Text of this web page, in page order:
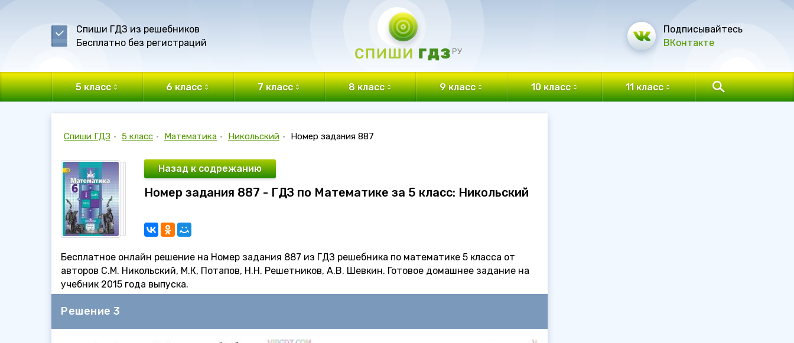
Спиши ГДЗ из решебников
Бесплатно без регистраций
Подписывайтесь
ВКонтакте
5 класс 6 класс 7 класс 8 класс 9 класс 10 класс 11 класс
Спиши ГДЗ • 5 класс • Математика • Никольский • Номер задания 887
Назад к содрежанию
Номер задания 887 - ГДЗ по Математике за 5 класс: Никольский
Бесплатное онлайн решение на Номер задания 887 из ГДЗ решебника по математике 5 класса от
авторов С.М. Никольский, М.К, Потапов, Н.Н. Решетников, А.В. Шевкин. Готовое домашнее задание на
учебник 2015 года выпуска.
Решение 3